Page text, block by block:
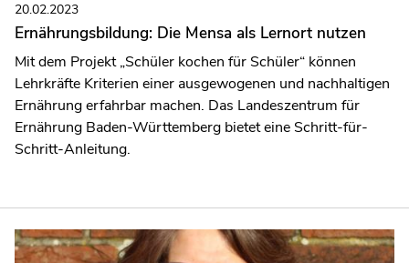
20.02.2023
Ernährungsbildung: Die Mensa als Lernort nutzen
Mit dem Projekt „Schüler kochen für Schüler“ können
Lehrkräfte Kriterien einer ausgewogenen und nachhaltigen
Ernährung erfahrbar machen. Das Landeszentrum für
Ernährung Baden-Württemberg bietet eine Schritt-für-
Schritt-Anleitung.